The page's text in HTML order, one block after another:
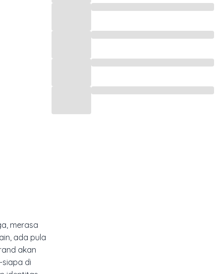
merasa
ada pula
akan
di